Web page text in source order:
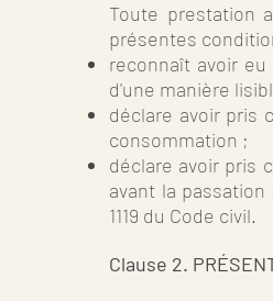
Toute prestation
présentes
reconnaît avoir
d'une manière
déclare avoir pris
consommation ;
déclare avoir pris
avant la
1119 du Code civil.
Clause 2.